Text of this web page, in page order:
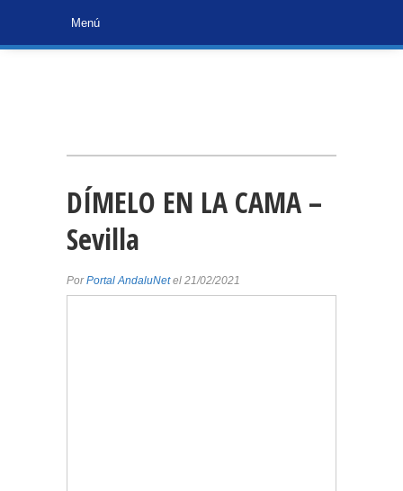
DÍMELO EN LA CAMA –
Sevilla
PorPortal AndaluNetel 21/02/2021